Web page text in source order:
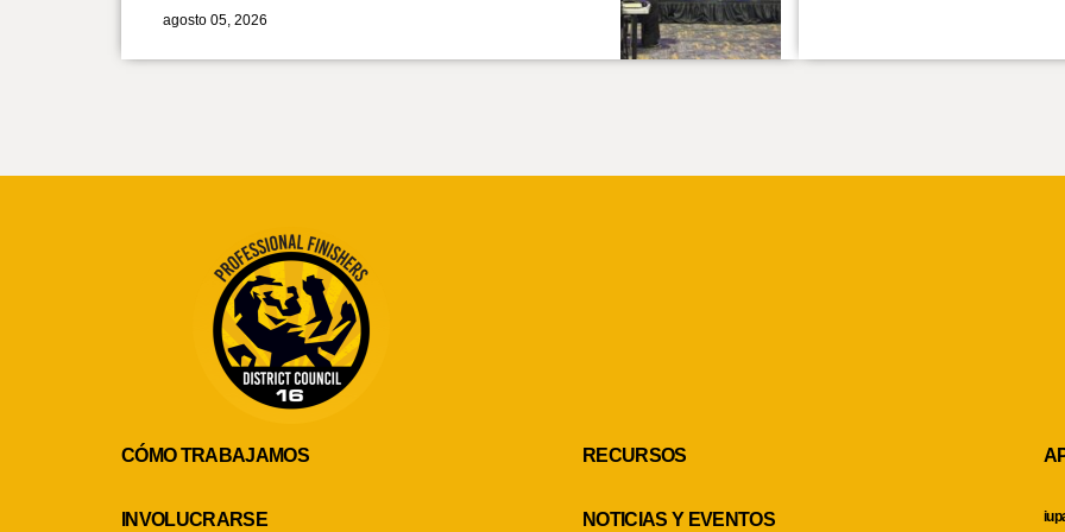
agosto 05, 2026
CÓMO TRABAJAMOS
INVOLUCRARSE
RECURSOS
NOTICIAS Y EVENTOS